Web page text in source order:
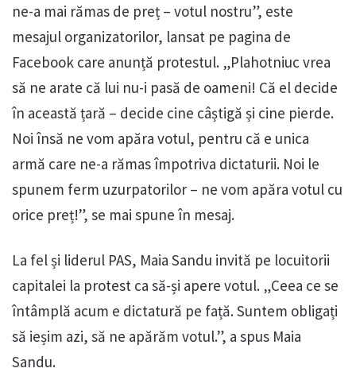
ne-a mai rămas de preț – votul nostru”, este
mesajul organizatorilor, lansat pe pagina de
Facebook care anunță protestul. „Plahotniuc vrea
să ne arate că lui nu-i pasă de oameni! Că el decide
în această țară – decide cine câștigă și cine pierde.
Noi însă ne vom apăra votul, pentru că e unica
armă care ne-a rămas împotriva dictaturii. Noi le
spunem ferm uzurpatorilor – ne vom apăra votul cu
orice preț!”, se mai spune în mesaj.
La fel și liderul PAS, Maia Sandu invită pe locuitorii
capitalei la protest ca să-și apere votul. „Ceea ce se
întâmplă acum e dictatură pe față. Suntem obligați
să ieșim azi, să ne apărăm votul.”, a spus Maia
Sandu.